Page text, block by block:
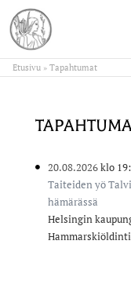
Etusivu » Tapahtumat
20.08.2026klo
Taiteiden yö
hämärässä
Helsingin